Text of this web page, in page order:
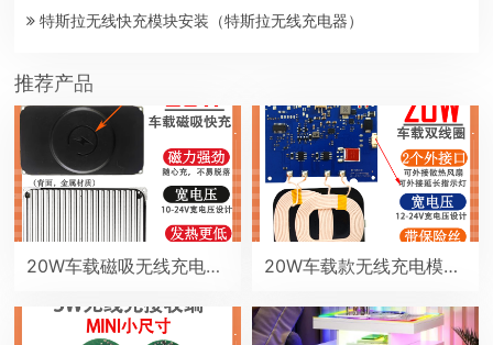
特斯拉无线快充模块安装（特斯拉无线充电器）
推荐产品
20W车载磁吸无线充电器 12V苹果弹窗maasafe磁吸电瓶扶手箱中控台房车改装无线充 20W车载款无线充电模块手机通用型双线圈发射端车改无线充电器diy